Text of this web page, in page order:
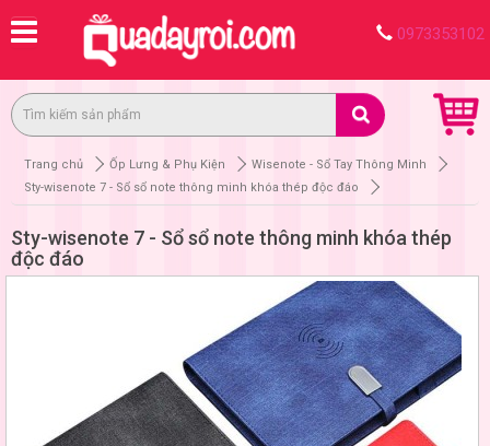
0973353102
Trang chủ Ốp Lưng & Phụ Kiện
Wisenote - Sổ Tay Thông Minh
Sty-wisenote 7 - Sổ sổ note thông minh khóa thép độc đáo
Sty-wisenote 7 - Sổ sổ note thông minh khóa thép
độc đáo